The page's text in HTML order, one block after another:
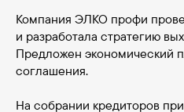
Компания ЭЛКО профи
и разработала стратегию
Предложен экономический
соглашения.
На собрании кредиторов